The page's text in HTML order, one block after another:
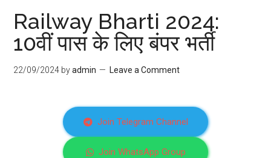
Railway Bharti 2024:
10वीं पास के लिए बंपर भर्ती
22/09/2024 byadmin Leave a Comment
Join Telegram Channel
Join WhatsApp Group